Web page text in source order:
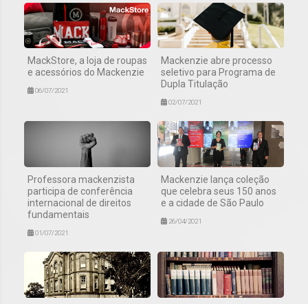
MackStore, a loja de roupas
e acessórios do Mackenzie
06/07/2021
Mackenzie abre processo
seletivo para Programa de
Dupla Titulação
02/07/2021
Professora mackenzista
participa de conferência
internacional de direitos
fundamentais
01/07/2021
Mackenzie lança coleção
que celebra seus 150 anos
e a cidade de São Paulo
26/04/2021